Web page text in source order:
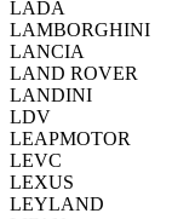
LADA
LAMBORGHINI
LANCIA
LAND ROVER
LANDINI
LDV
LEAPMOTOR
LEVC
LEXUS
LEYLAND